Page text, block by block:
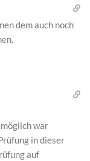
dem auch noch
war
in dieser
auf